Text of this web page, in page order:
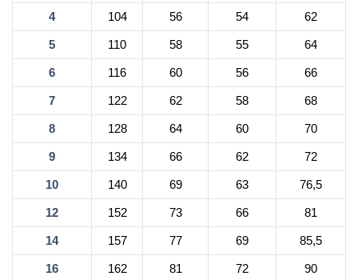
4 104 56 54 62
5 110 58 55 64
6 116 60 56 66
7 122 62 58 68
8 128 64 60 70
9 134 66 62 72
10 140 69 63 76,5
12 152 73 66 81
14 157 77 69 85,5
16 162 81 72 90